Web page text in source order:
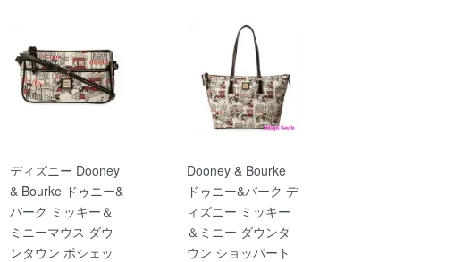
ディズニー Dooney
& Bourke ドゥニー&
バーク ミッキー＆
ミニーマウス ダウ
ンタウン ポシェッ
Dooney & Bourke
ドゥニー&バーク デ
ィズニー ミッキー
＆ミニー ダウンタ
ウン ショッパート